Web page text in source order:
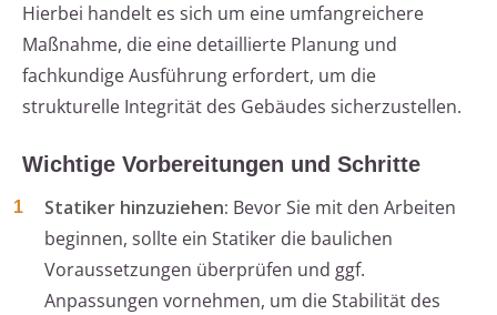
Hierbei handelt es sich um eine umfangreichere
Maßnahme, die eine detaillierte Planung und
fachkundige Ausführung erfordert, um die
strukturelle Integrität des Gebäudes sicherzustellen.
Wichtige Vorbereitungen und Schritte
Statiker hinzuziehen: Bevor Sie mit den Arbeiten
beginnen, sollte ein Statiker die baulichen
Voraussetzungen überprüfen und ggf.
Anpassungen vornehmen, um die Stabilität des